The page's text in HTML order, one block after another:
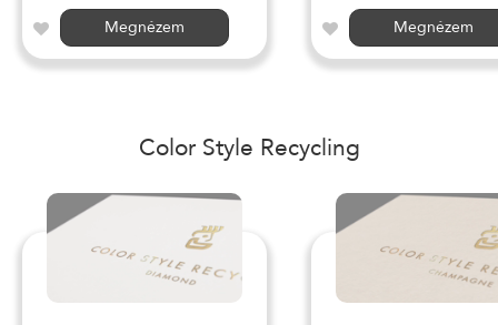
Megnézem
Megnézem
Color Style Recycling